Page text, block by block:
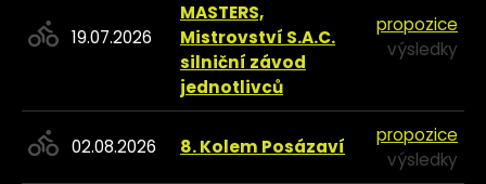
19.07.2026
MASTERS,
Mistrovství S.A.C.
silniční závod
jednotlivců
propozice
výsledky
02.08.2026 8. Kolem Posázaví
propozice
výsledky